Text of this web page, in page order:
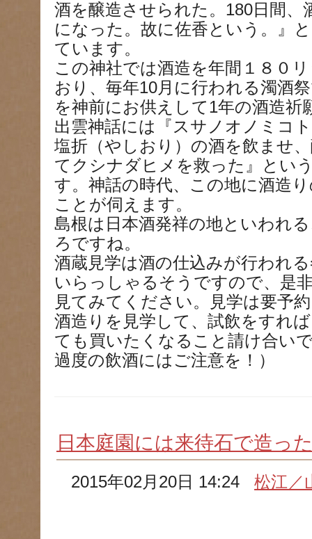
酒を醸造させられた。180日間、
になった。故に佐香という。』
ています。
この神社では酒造を年間１８０
おり、毎年10月に行われる濁酒
を神前にお供えして1年の酒造祈
出雲神話には『スサノオノミコ
塩折（やしおり）の酒を飲ませ
てクシナダヒメを救った』とい
す。神話の時代、この地に酒造
ことが伺えます。
島根は日本酒発祥の地といわれ
ろですね。
酒蔵見学は酒の仕込みが行われ
いらっしゃるそうですので、是
見てみてください。見学は要予
酒造りを見学して、試飲をすれ
ても買いたくなること請け合い
過度の飲酒にはご注意を！）
日本庭園には来待石で造っ
2015年02月20日 14:24松江／